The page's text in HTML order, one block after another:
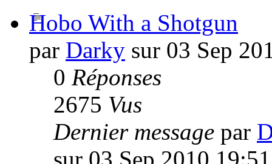
Hobo With a Shotgun
par Darky sur 03 Sep
0 Réponses
2675 Vus
Dernier message par